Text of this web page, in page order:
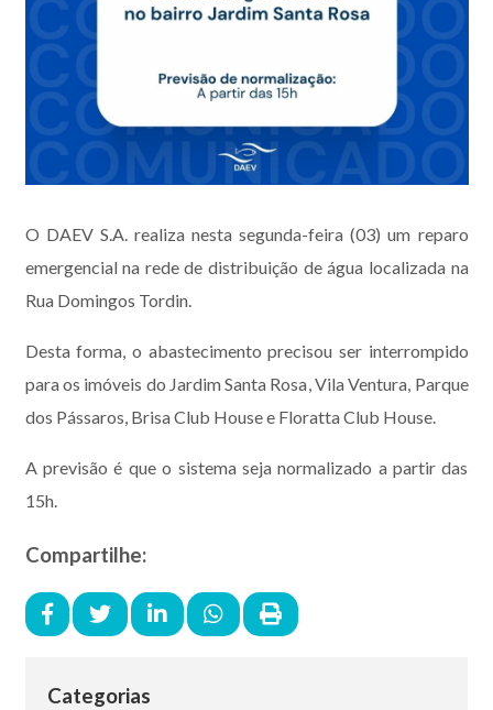
O DAEV S.A. realiza nesta segunda-feira (03) um reparo
emergencial na rede de distribuição de água localizada na
Rua Domingos Tordin.
Desta forma, o abastecimento precisou ser interrompido
para os imóveis do Jardim Santa Rosa, Vila Ventura, Parque
dos Pássaros, Brisa Club House e Floratta Club House.
A previsão é que o sistema seja normalizado a partir das
15h.
Compartilhe:
Categorias